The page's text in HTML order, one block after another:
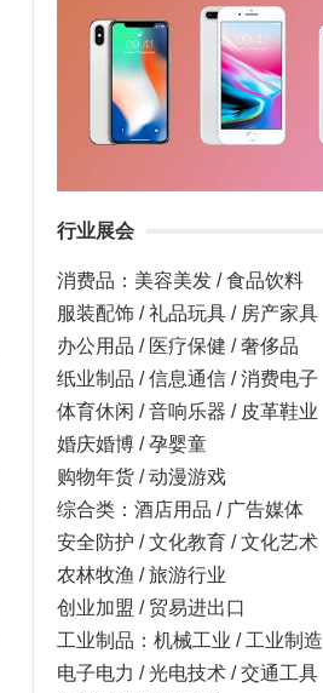
行业展会
消费品：美容美发 / 食品饮料
服装配饰 / 礼品玩具 / 房产家具
办公用品 / 医疗保健 / 奢侈品
纸业制品 / 信息通信 / 消费电子
体育休闲 / 音响乐器 / 皮革鞋业
婚庆婚博 / 孕婴童
购物年货 / 动漫游戏
综合类：酒店用品 / 广告媒体
安全防护 / 文化教育 / 文化艺术
农林牧渔 / 旅游行业
创业加盟 / 贸易进出口
工业制品：机械工业 / 工业制造
电子电力 / 光电技术 / 交通工具